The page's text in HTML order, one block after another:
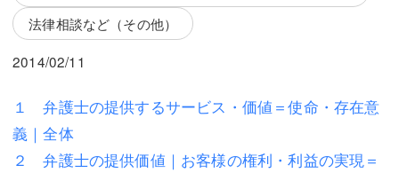
弁護士費用
離婚（夫婦間トラブル）
企業法務
不動産
企業法務
労働問題（解雇，残業等）
法律相談など（その他）
2014/02/11
１ 弁護士の提供するサービス・価値＝使命・存在意
義｜全体
２ 弁護士の提供価値｜お客様の権利・利益の実現＝